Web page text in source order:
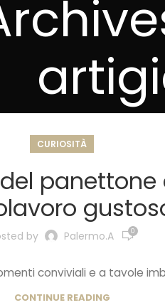
CURIOSITÀ
by Palermo.a 0
conviviali e a tavole
CONTINUE READING